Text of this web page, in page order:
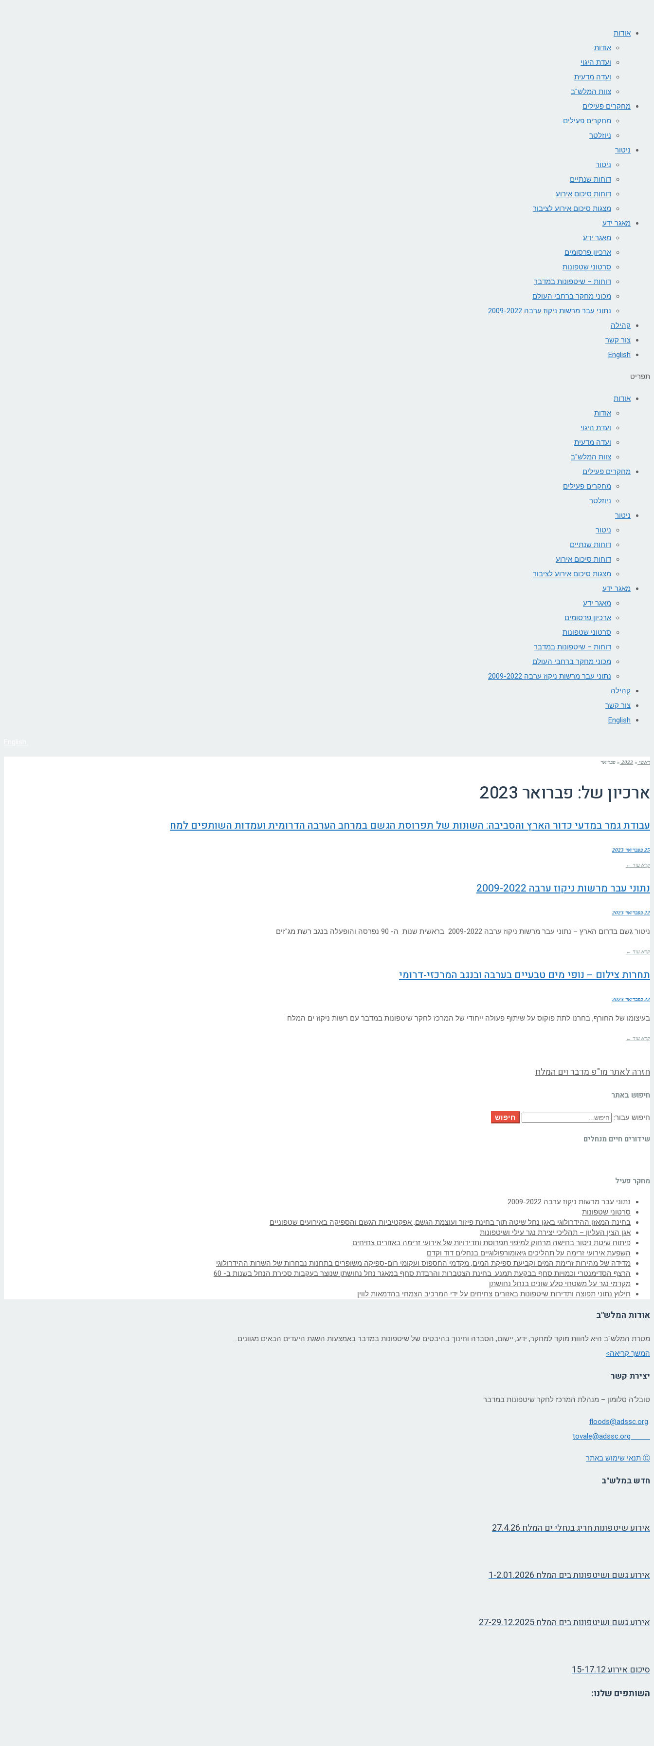
אודות
אודות
ועדת היגוי
ועדה מדעית
צוות המלש"ב
מחקרים פעילים
מחקרים פעילים
ניוזלטר
ניטור
ניטור
דוחות שנתיים
דוחות סיכום אירוע
מצגות סיכום אירוע לציבור
מאגר ידע
מאגר ידע
ארכיון פרסומים
סרטוני שטפונות
דוחות – שיטפונות במדבר
מכוני מחקר ברחבי העולם
נתוני עבר מרשות ניקוז ערבה 2009-2022
קהילה
צור קשר
English
תפריט
אודות
אודות
ועדת היגוי
ועדה מדעית
צוות המלש"ב
מחקרים פעילים
מחקרים פעילים
ניוזלטר
ניטור
ניטור
דוחות שנתיים
דוחות סיכום אירוע
מצגות סיכום אירוע לציבור
מאגר ידע
מאגר ידע
ארכיון פרסומים
סרטוני שטפונות
דוחות – שיטפונות במדבר
מכוני מחקר ברחבי העולם
נתוני עבר מרשות ניקוז ערבה 2009-2022
קהילה
צור קשר
English
ראשי »
2023
» פברואר
ארכיון של: פברואר 2023
עבודת גמר במדעי כדור הארץ והסביבה: השונות של תפרוסת הגשם במרחב הערבה הדרומית ועמדות השותפים למח
25 בפברואר 2023
קרא עוד ←
נתוני עבר מרשות ניקוז ערבה 2009-2022
22 בפברואר 2023
ניטור גשם בדרום הארץ – נתוני עבר מרשות ניקוז ערבה 2009-2022 בראשית שנות ה- 90 נפרסה והופעלה בנגב רשת מג"זים
קרא עוד ←
תחרות צילום – נופי מים טבעיים בערבה ובנגב המרכזי-דרומי
22 בפברואר 2023
בעיצומו של החורף, בחרנו לתת פוקוס על שיתוף פעולה ייחודי של המרכז לחקר שיטפונות במדבר עם רשות ניקוז ים המלח
קרא עוד ←
חזרה לאתר מו"פ מדבר וים המלח
חיפוש באתר
חיפוש עבור: חיפוש
שידורים חיים מנחלים
מחקר פעיל
נתוני עבר מרשות ניקוז ערבה 2009-2022
סרטוני שטפונות
בחינת המאזן ההידרולוגי באגן נחל שיטה תוך בחינת פיזור ועוצמת הגשם, אפקטיביות הגשם והספיקה באירועים שטפוניים
אגן הצין העליון – תהליכי יצירת נגר עילי ושיטפונות
פיתוח שיטת ניטור בחישה מרחוק למיפוי תפרוסת ותדירויות של אירועי זרימה באזורים צחיחים
השפעת אירועי זרימה על תהליכים גיאומורפולוגיים בנחלים דוד וקדם
מדידה של מהירות זרימת המים וקביעת ספיקת המים, מקדמי החספוס ועקומי רום-ספיקה משופרים בתחנות נבחרות של השרות ההידרולוגי
הרצף הסדימנטרי וכמויות סחף בבקעת תמנע. בחינת הצטברות והרבדת סחף במאגר נחל נחושתן שנוצר בעקבות סכירת הנחל בשנות ב- 60
מקדמי נגר על משטחי סלע שונים בנחל נחושתן
חילוץ נתוני תפוצה ותדירות שיטפונות באזורים צחיחים על ידי המרכיב הצמחי בהדמאות לווין
אודות המלש"ב
מטרת המלש"ב היא להוות מוקד למחקר, ידע, יישום, הסברה וחינוך בהיבטים של שיטפונות במדבר באמצעות השגת היעדים הבאים מגוונים…
המשך קריאה>
יצירת קשר
טובל'ה סלומון – מנהלת המרכז לחקר שיטפונות במדבר
floods@adssc.org
tovale@adssc.org
Ⓒ תנאי שימוש באתר
חדש במלש"ב
אירוע שיטפונות חריג בנחלי ים המלח 27.4.26
אירוע גשם ושיטפונות בים המלח 1-2.01.2026
אירוע גשם ושיטפונות בים המלח 27-29.12.2025
סיכום אירוע 15-17.12
השותפים שלנו: